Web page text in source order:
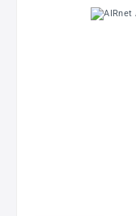
Bildergalerie